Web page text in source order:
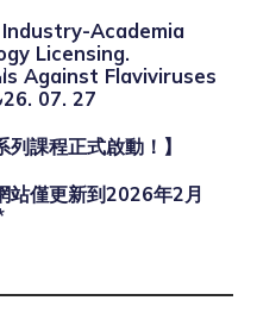
Academia
Licensing.
Against Flaviviruses
07. 27
列課程正式啟動！】
站僅更新到2026年2月